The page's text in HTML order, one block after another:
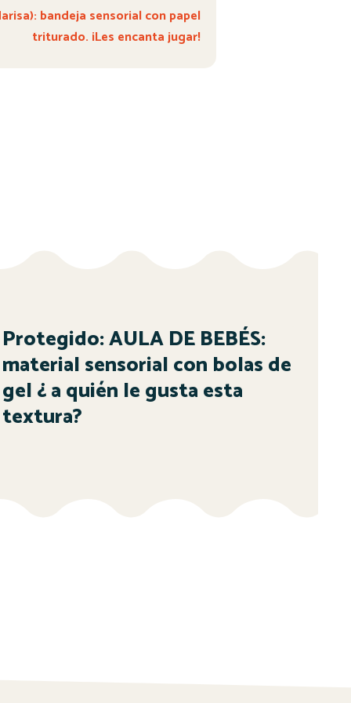
bandeja sensorial con papel
triturado. ¡Les encanta jugar!
Protegido: AULA DE BEBÉS:
material sensorial con bolas de
gel ¿ a quién le gusta esta
textura?